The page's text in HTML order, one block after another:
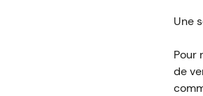
Une
Pour
de